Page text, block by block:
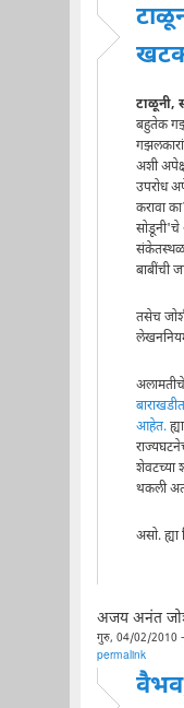
टाळूनी,
बहुतेक
अशी
उपरोध
करावा
सोडूनी'चे
बाबींची
तसेच
आहेत.
शेवटच्या
थकली
असो. ह्या
अजय अनंत
गुरु, 04/02/2010
permalink